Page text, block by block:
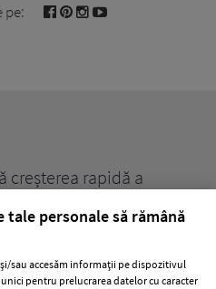
pe:
creșterea rapidă a
tale personale să rămână
sau accesăm informații pe dispozitivul
pentru prelucrarea datelor cu caracter